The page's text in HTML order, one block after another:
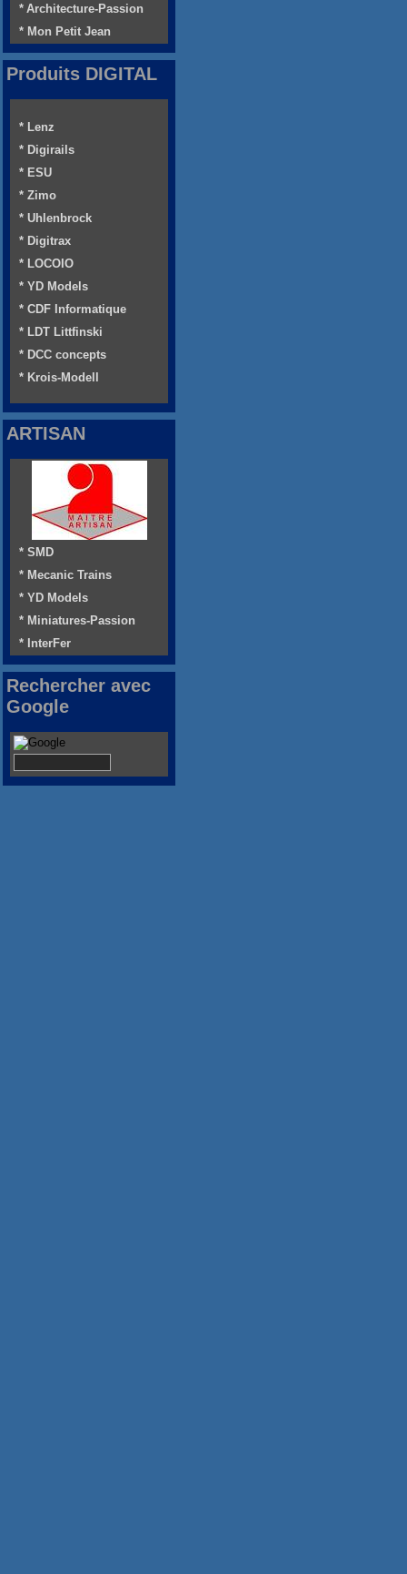
* Architecture-Passion
* Mon Petit Jean
Produits DIGITAL
* Lenz
* Digirails
* ESU
* Zimo
* Uhlenbrock
* Digitrax
* LOCOIO
* YD Models
* CDF Informatique
* LDT Littfinski
* DCC concepts
* Krois-Modell
ARTISAN
* SMD
* Mecanic Trains
* YD Models
* Miniatures-Passion
* InterFer
Rechercher avec
Google